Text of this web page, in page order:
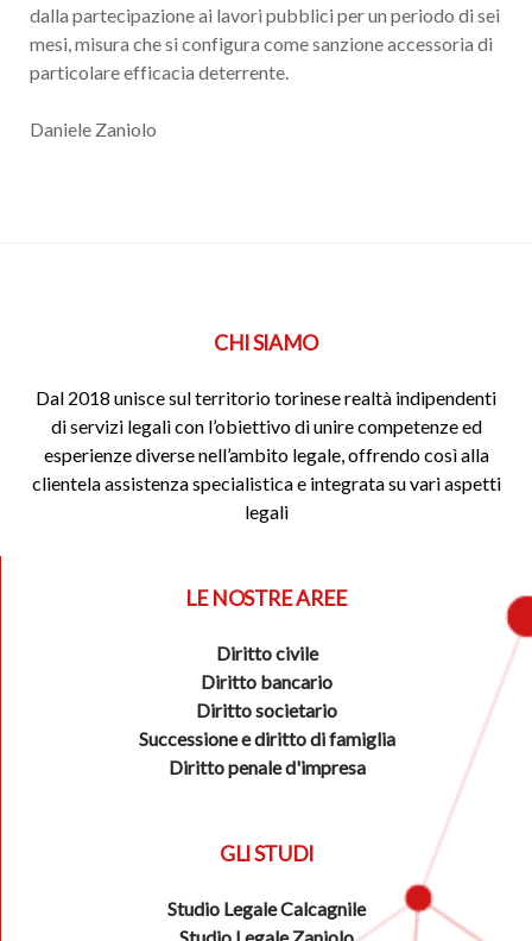
dalla partecipazione ai lavori pubblici per un periodo di sei
mesi, misura che si configura come sanzione accessoria di
particolare efficacia deterrente.
Daniele Zaniolo
CHI SIAMO
Dal 2018 unisce sul territorio torinese realtà indipendenti
di servizi legali con l’obiettivo di unire competenze ed
esperienze diverse nell’ambito legale, offrendo così alla
clientela assistenza specialistica e integrata su vari aspetti
legali
LE NOSTRE AREE
Diritto civile
Diritto bancario
Diritto societario
Successione e diritto di famiglia
Diritto penale d'impresa
GLI STUDI
Studio Legale Calcagnile